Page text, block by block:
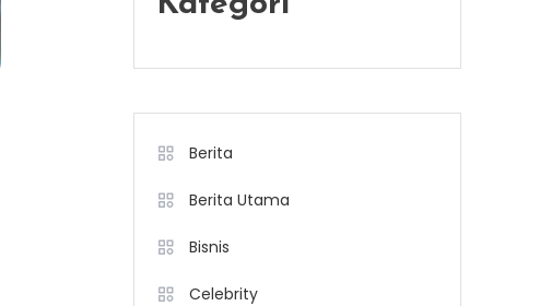
Berita
Berita Utama
Bisnis
Celebrity